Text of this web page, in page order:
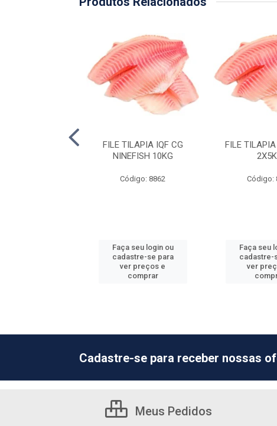
FILE TILAPIA IQF CG
NINEFISH 10KG
Código: 8862
Faça seu login ou
cadastre-se para
ver preços e
comprar
FILE
Código:
Faça seu
cadastre-
ver
Cadastre-se para receber nossas
Meus Pedidos